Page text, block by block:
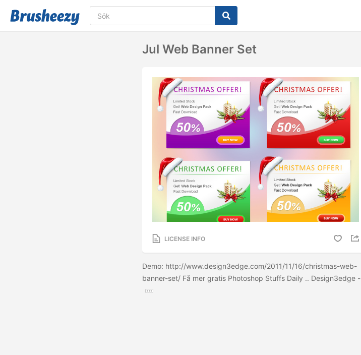
Jul Web Banner Set
LICENSE INFO
Demo: http://www.design3edge.com/2011/11/16/christmas-web-
banner-set/ Få mer gratis Photoshop Stuffs Daily .. Design3edge -